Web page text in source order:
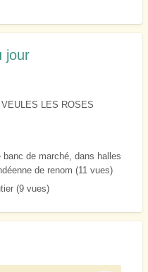
jour
LES ROSES
de marché, dans halles
de renom (11 vues)
(9 vues)